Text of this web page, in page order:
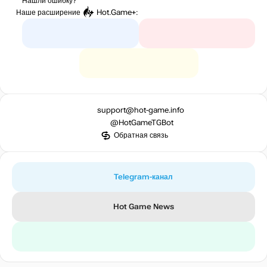
Наше расширение
Hot.Game+:
support@hot-game.info
@HotGameTGBot
Обратная связь
Telegram-канал
Hot Game News